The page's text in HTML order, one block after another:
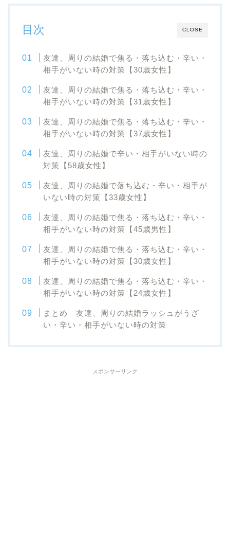
CLOSE
目次
友達、周りの結婚で焦る・落ち込む・辛い・
相手がいない時の対策【30歳女性】
友達、周りの結婚で焦る・落ち込む・辛い・
相手がいない時の対策【31歳女性】
友達、周りの結婚で焦る・落ち込む・辛い・
相手がいない時の対策【37歳女性】
友達、周りの結婚で辛い・相手がいない時の
対策【58歳女性】
友達、周りの結婚で落ち込む・辛い・相手が
いない時の対策【33歳女性】
友達、周りの結婚で焦る・落ち込む・辛い・
相手がいない時の対策【45歳男性】
友達、周りの結婚で焦る・落ち込む・辛い・
相手がいない時の対策【30歳女性】
友達、周りの結婚で焦る・落ち込む・辛い・
相手がいない時の対策【24歳女性】
まとめ 友達、周りの結婚ラッシュがうざ
い・辛い・相手がいない時の対策
スポンサーリンク